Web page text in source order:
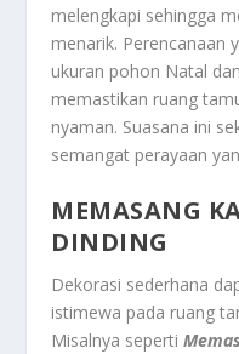
melengkapi sehingga
menarik. Perencanaan
ukuran pohon Natal
memastikan ruang
nyaman. Suasana ini
semangat perayaan
MEMASANG
DINDING
Dekorasi sederhana
istimewa pada ruang
Misalnya seperti